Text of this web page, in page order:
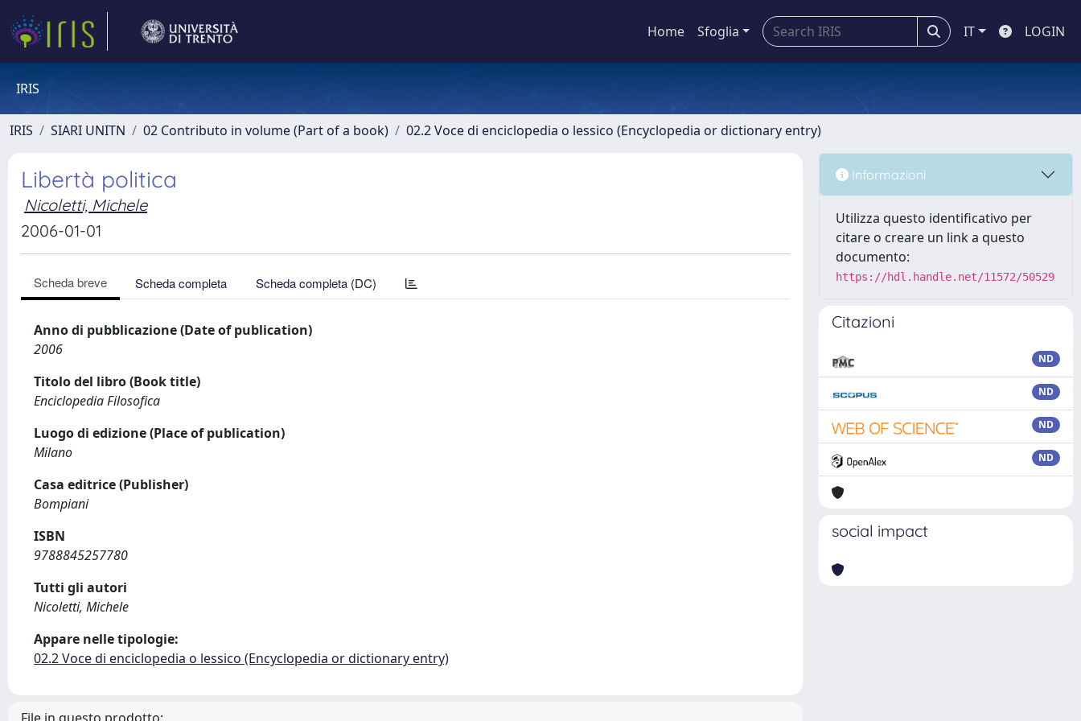
Home Sfoglia IT LOGIN
IRIS
IRIS SIARI UNITN 02 Contributo in volume (Part of a book) 02.2 Voce di enciclopedia o lessico (Encyclopedia or dictionary entry)
Libertà politica
Nicoletti, Michele
2006-01-01
Scheda breve Scheda completa Scheda completa (DC)
Anno di pubblicazione (Date of publication)
2006
Titolo del libro (Book title)
Enciclopedia Filosofica
Luogo di edizione (Place of publication)
Milano
Casa editrice (Publisher)
Bompiani
ISBN
9788845257780
Tutti gli autori
Nicoletti, Michele
Appare nelle tipologie:
02.2 Voce di enciclopedia o lessico (Encyclopedia or dictionary entry)
Informazioni
Utilizza questo identificativo per
citare o creare un link a questo
documento:
https://hdl.handle.net/11572/50529
Citazioni
ND
ND
ND
ND
social impact